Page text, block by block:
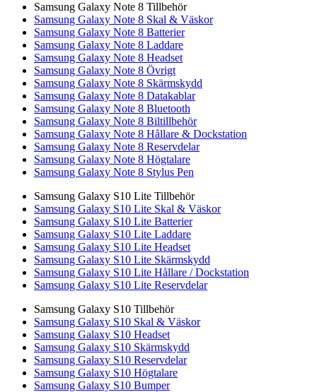
Samsung Galaxy Note 8 Tillbehör
Samsung Galaxy Note 8 Skal & Väskor
Samsung Galaxy Note 8 Batterier
Samsung Galaxy Note 8 Laddare
Samsung Galaxy Note 8 Headset
Samsung Galaxy Note 8 Övrigt
Samsung Galaxy Note 8 Skärmskydd
Samsung Galaxy Note 8 Datakablar
Samsung Galaxy Note 8 Bluetooth
Samsung Galaxy Note 8 Biltillbehör
Samsung Galaxy Note 8 Hållare & Dockstation
Samsung Galaxy Note 8 Reservdelar
Samsung Galaxy Note 8 Högtalare
Samsung Galaxy Note 8 Stylus Pen
Samsung Galaxy S10 Lite Tillbehör
Samsung Galaxy S10 Lite Skal & Väskor
Samsung Galaxy S10 Lite Batterier
Samsung Galaxy S10 Lite Laddare
Samsung Galaxy S10 Lite Headset
Samsung Galaxy S10 Lite Skärmskydd
Samsung Galaxy S10 Lite Hållare / Dockstation
Samsung Galaxy S10 Lite Reservdelar
Samsung Galaxy S10 Tillbehör
Samsung Galaxy S10 Skal & Väskor
Samsung Galaxy S10 Headset
Samsung Galaxy S10 Skärmskydd
Samsung Galaxy S10 Reservdelar
Samsung Galaxy S10 Högtalare
Samsung Galaxy S10 Bumper